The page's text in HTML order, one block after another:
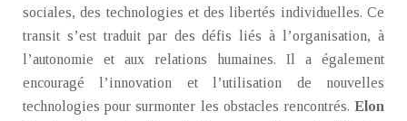
sociales, des technologies et des libertés individuelles. Ce
transit s’est traduit par des défis liés à l’organisation, à
l’autonomie et aux relations humaines. Il a également
encouragé l’innovation et l’utilisation de nouvelles
technologies pour surmonter les obstacles rencontrés. Elon